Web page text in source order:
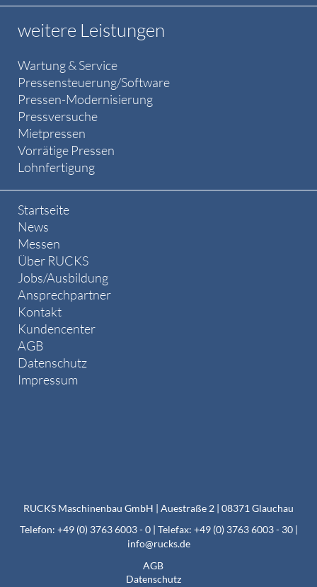
weitere Leistungen
Wartung & Service
Pressensteuerung/Software
Pressen-Modernisierung
Pressversuche
Mietpressen
Vorrätige Pressen
Lohnfertigung
Startseite
News
Messen
Über RUCKS
Jobs/Ausbildung
Ansprechpartner
Kontakt
Kundencenter
AGB
Datenschutz
Impressum
RUCKS Maschinenbau GmbH | Auestraße 2 | 08371 Glauchau
Telefon: +49 (0) 3763 6003 - 0 | Telefax: +49 (0) 3763 6003 - 30 |
info@rucks.de
AGB
Datenschutz